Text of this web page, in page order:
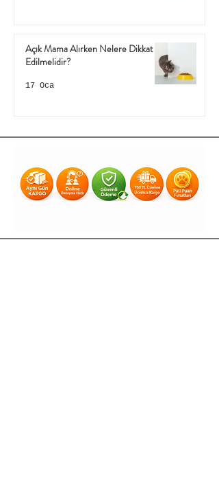
Açık Mama Alırken Nelere Dikkat
Edilmelidir?
17 Oca